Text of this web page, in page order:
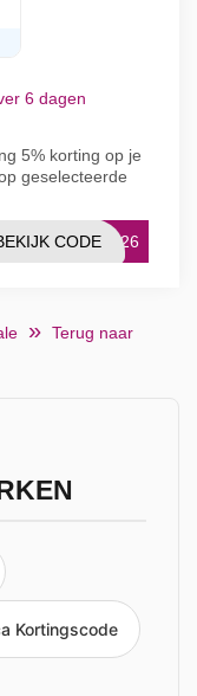
6 dagen
5% korting op je
geselecteerde
MR26
CODE
Terug naar
Kortingscode